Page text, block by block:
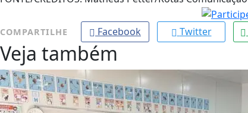
COMPARTILHE Facebook Twitter
Veja também